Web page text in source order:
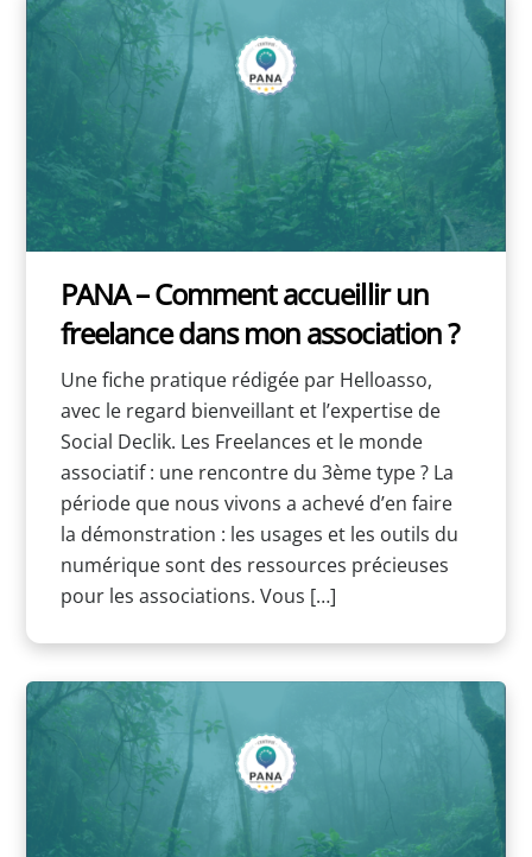
PANA – Comment accueillir un
freelance dans mon association ?
Une fiche pratique rédigée par Helloasso,
avec le regard bienveillant et l’expertise de
Social Declik. Les Freelances et le monde
associatif : une rencontre du 3ème type ? La
période que nous vivons a achevé d’en faire
la démonstration : les usages et les outils du
numérique sont des ressources précieuses
pour les associations. Vous […]